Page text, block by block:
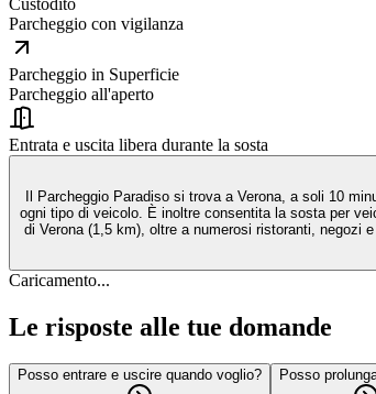
Parcheggio con vigilanza
Parcheggio in Superficie
Parcheggio all'aperto
Entrata e uscita libera durante la sosta
Il Parcheggio Paradiso si trova a Verona, a soli 10
ogni tipo di veicolo. È inoltre consentita la sosta per
di Verona (1,5 km), oltre a numerosi ristoranti, negozi
Caricamento...
Le risposte alle tue domande
Posso entrare e uscire quando voglio? Posso